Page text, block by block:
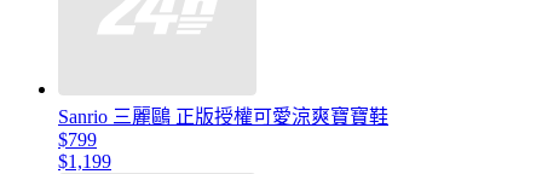
Sanrio 三麗鷗 正版授權可愛涼爽寶寶鞋
$799
$1,199